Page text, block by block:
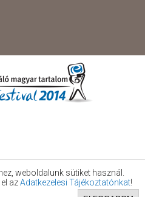
weboldalunk sütiket használ.
azAdatkezelesi Tájékoztatónkat!